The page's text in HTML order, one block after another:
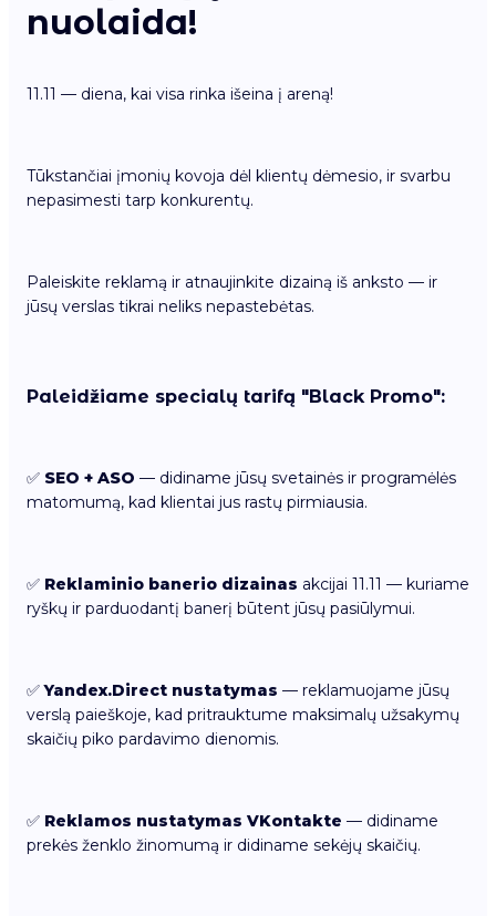
nuolaida!
11.11 — diena, kai visa rinka išeina į areną!
Tūkstančiai įmonių kovoja dėl klientų dėmesio, ir svarbu
nepasimesti tarp konkurentų.
Paleiskite reklamą ir atnaujinkite dizainą iš anksto — ir
jūsų verslas tikrai neliks nepastebėtas.
Paleidžiame specialų tarifą "Black Promo":
✅ SEO + ASO — didiname jūsų svetainės ir programėlės
matomumą, kad klientai jus rastų pirmiausia.
✅ Reklaminio banerio dizainas akcijai 11.11 — kuriame
ryškų ir parduodantį banerį būtent jūsų pasiūlymui.
✅Yandex.Direct nustatymas — reklamuojame jūsų
verslą paieškoje, kad pritrauktume maksimalų užsakymų
skaičių piko pardavimo dienomis.
✅ Reklamos nustatymas VKontakte — didiname
prekės ženklo žinomumą ir didiname sekėjų skaičių.